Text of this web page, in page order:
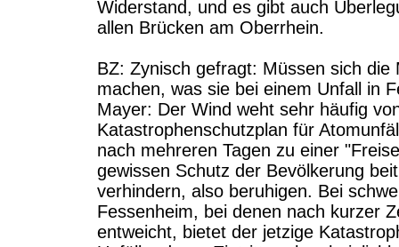
Widerstand, und es gibt auch
allen Brücken am Oberrhein.
BZ: Zynisch gefragt: Müssen sich
machen, was sie bei einem Unfall in
Mayer: Der Wind weht sehr häufig
Katastrophenschutzplan für
nach mehreren Tagen zu einer
gewissen Schutz der Bevölkerung
verhindern, also beruhigen. Bei
Fessenheim, bei denen nach kurzer
entweicht, bietet der jetzige